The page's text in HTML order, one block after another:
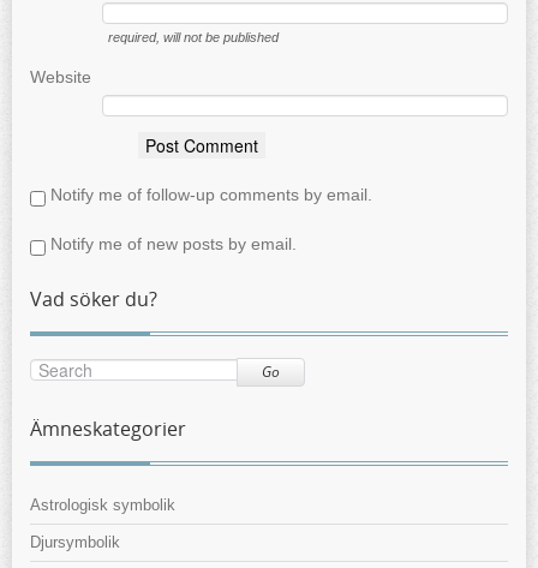
required, will not be published
Website
Notify me of follow-up comments by email.
Notify me of new posts by email.
Vad söker du?
Go
Ämneskategorier
Astrologisk symbolik
Djursymbolik